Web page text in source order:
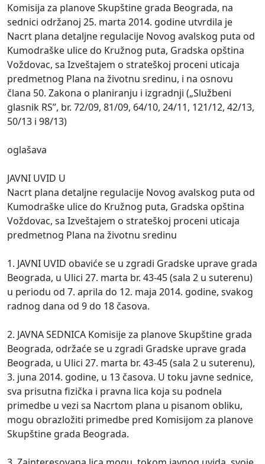
Komisija za planove Skupštine grada Beograda, na
sednici održanoj 25. marta 2014. godine utvrdila je
Nacrt plana detaljne regulacije Novog avalskog puta od
Kumodraške ulice do Kružnog puta, Gradska opština
Voždovac, sa Izveštajem o strateškoj proceni uticaja
predmetnog Plana na životnu sredinu, i na osnovu
člana 50. Zakona o planiranju i izgradnji („Službeni
glasnik RS”, br. 72/09, 81/09, 64/10, 24/11, 121/12, 42/13,
50/13 i 98/13)
oglašava
JAVNI UVID U
Nacrt plana detaljne regulacije Novog avalskog puta od
Kumodraške ulice do Kružnog puta, Gradska opština
Voždovac, sa Izveštajem o strateškoj proceni uticaja
predmetnog Plana na životnu sredinu
1. JAVNI UVID obaviće se u zgradi Gradske uprave grada
Beograda, u Ulici 27. marta br. 43-45 (sala 2 u suterenu)
u periodu od 7. aprila do 12. maja 2014. godine, svakog
radnog dana od 9 do 18 časova.
2. JAVNA SEDNICA Komisije za planove Skupštine grada
Beograda, održaće se u zgradi Gradske uprave grada
Beograda, u Ulici 27. marta br. 43-45 (sala 2 u suterenu),
3. juna 2014. godine, u 13 časova. U toku javne sednice,
sva prisutna fizička i pravna lica koja su podnela
primedbe u vezi sa Nacrtom plana u pisanom obliku,
mogu obrazložiti primedbe pred Komisijom za planove
Skupštine grada Beograda.